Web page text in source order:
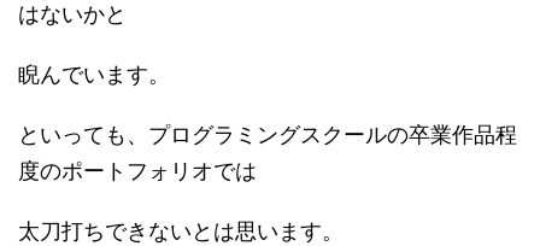
はないかと
睨んでいます。
といっても、プログラミングスクールの卒業作品程
度のポートフォリオでは
太刀打ちできないとは思います。